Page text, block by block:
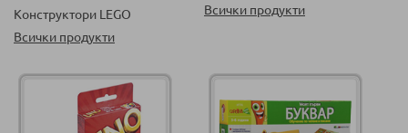
Конструктори LEGO
Всички продукти
Всички продукти